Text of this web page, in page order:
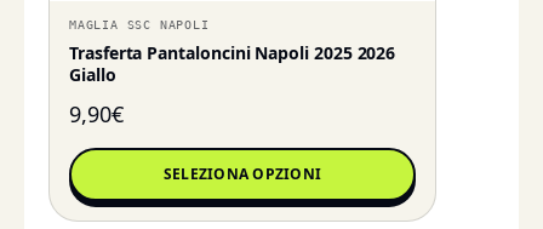
MAGLIA SSC NAPOLI
Trasferta Pantaloncini Napoli 2025 2026
Giallo
9,90€
SELEZIONA OPZIONI